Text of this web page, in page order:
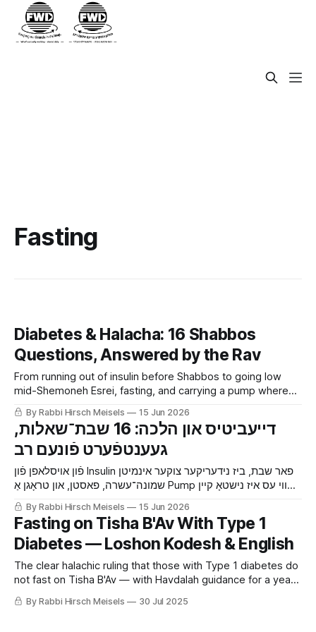
Fasting
Diabetes & Halacha: 16 Shabbos
Questions, Answered by the Rav
From running out of insulin before Shabbos to going low
mid-Shemoneh Esrei, fasting, and carrying a pump where
there’s no eruv — Rav Menachem Meir Weissmandl shlit”a
answers 16 real-life halachic questions on living with
diabetes on Shabbos and Yom Tov.
By Rabbi Hirsch Meisels 15 Jun 2026
‫דייעביטיס און הלכה: 16 שבת־שאלות,
געענטפֿערט פֿונעם רב‬
פֿון אויסלאפן פֿון Insulin פאר שבת, ביז נידעריקער צוקער אינמיטן
שמונה־עשרה, פאסטן, און טראָגן אַ Pump ווי עס איז נישטאָ קיין
עירוב — הגאון רבי מנחם מאיר ווייסמאנדל שליט״א ענטפֿערט 16
הלכה־שאלות פֿון טאָג־טעגליכן לעבן מיט דייעביטיס אויף שבת און
יום־טוב.
By Rabbi Hirsch Meisels 15 Jun 2026
Fasting on Tisha B'Av With Type 1
Diabetes — Loshon Kodesh & English
The clear halachic ruling that those with Type 1 diabetes do
not fast on Tisha B'Av — with Havdalah guidance for a year
when the fast begins on Motzei Shabbos.
By Rabbi Hirsch Meisels 30 Jul 2025